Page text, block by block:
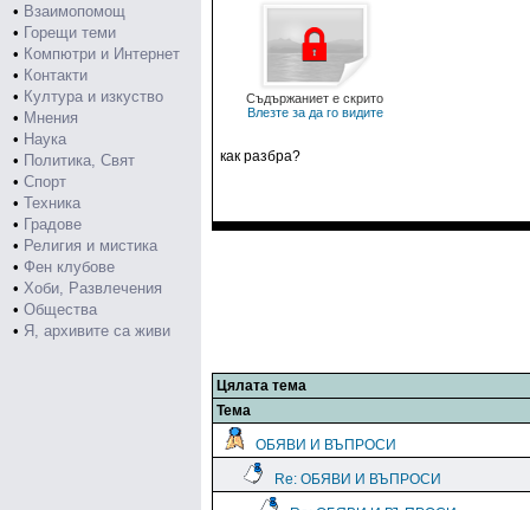
• Взаимопомощ
• Горещи теми
• Компютри и Интернет
• Контакти
• Култура и изкуство
• Мнения
• Наука
• Политика, Свят
• Спорт
• Техника
• Градове
• Религия и мистика
• Фен клубове
• Хоби, Развлечения
• Общества
• Я, архивите са живи
Съдържаниет е скрито
Влезте за да го видите
как разбра?
Цялата тема
Тема
ОБЯВИ И ВЪПРОСИ
Re: ОБЯВИ И ВЪПРОСИ